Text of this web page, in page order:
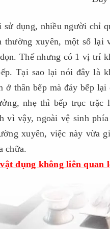
dụng, nhiều người chỉ
thường xuyên, một số lại
Thế nhưng có 1 vị trí
Tại sao lại nói đây là
ở thân bếp mà đáy bếp
nhẹ thì bếp trục trặc
vì vậy, ngoài vệ sinh
xuyên, việc này vừa
chữa.
dụng không liên quan